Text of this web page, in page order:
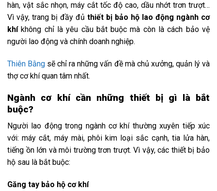
hàn, vật sắc nhọn, máy cắt tốc độ cao, dầu nhớt trơn trượt…
Vì vậy, trang bị đầy đủ thiết bị bảo hộ lao động ngành cơ
khíkhông chỉ là yêu cầu bắt buộc mà còn là cách bảo vệ
người lao động và chính doanh nghiệp.
Thiên Bằng sẽ chỉ ra những vấn đề mà chủ xưởng, quản lý và
thợ cơ khí quan tâm nhất.
Ngành cơ khí cần những thiết bị gì là bắt
buộc?
Người lao động trong ngành cơ khí thường xuyên tiếp xúc
với: máy cắt, máy mài, phôi kim loại sắc cạnh, tia lửa hàn,
tiếng ồn lớn và môi trường trơn trượt. Vì vậy, các thiết bị bảo
hộ sau là bắt buộc:
Găng tay bảo hộ cơ khí